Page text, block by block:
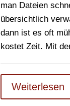
man Dateien
übersichtlich
dann ist es oft
kostet Zeit. Mit
Weiterlesen